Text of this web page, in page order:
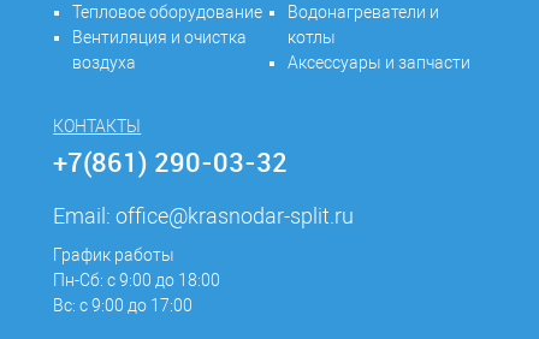
Тепловое оборудование
Вентиляция и очистка
воздуха
Водонагреватели и
котлы
Аксессуары и запчасти
КОНТАКТЫ
+7(861) 290-03-32
Email:office@krasnodar-split.ru
График работы
Пн-Сб: с 9:00 до 18:00
Вс: с 9:00 до 17:00